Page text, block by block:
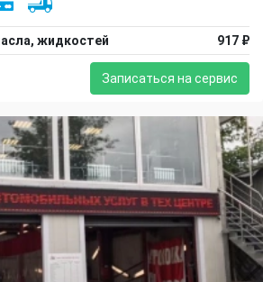
жидкостей 917 ₽
Записаться на сервис